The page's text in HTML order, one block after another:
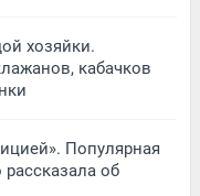
хозяйки.
кабачков
Популярная
рассказала об